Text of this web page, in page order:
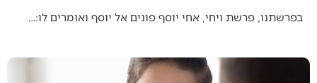
בפרשתנו, פרשת ויחי, אחי יוסף פונים אל יוסף ואומרים לו:…